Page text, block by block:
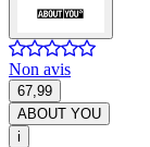
Non avis
67,99
ABOUT YOU
i